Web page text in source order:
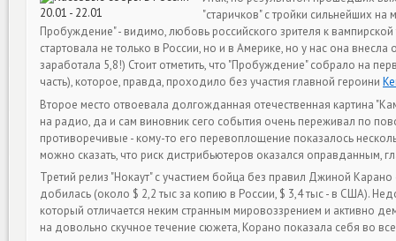
"старичков" с тройки сильнейших
Пробуждение" - видимо, любовь российского зрителя к
стартовала не только в России, но и в Америке, но у нас она
заработала 5,8!) Стоит отметить, что "Пробуждение" собрало на
часть), которое, правда, проходило без участия главной героини
Второе место отвоевала долгожданная отечественная картина
на радио, да и сам виновник сего события очень переживал по
противоречивые - кому-то его перевоплощение показалось
можно сказать, что риск дистрибьютеров оказался оправданным,
Третий релиз "Нокаут" с участием бойца без правил Джиной
добилась (около $ 2,2 тыс за копию в России, $ 3,4 тыс - в США).
который отличается неким странным мировоззрением и активно
на довольно скучное течение сюжета, Корано показала себя во